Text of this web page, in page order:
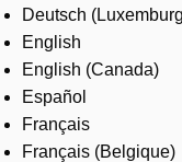
Contact us
Careers
Deutsch
English
English (Canada)
Español
Français
Français (Belgique)